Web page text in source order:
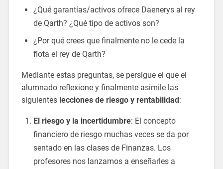
¿Qué garantías/activos ofrece Daenerys al rey
de Qarth? ¿Qué tipo de activos son?
¿Por qué crees que finalmente no le cede la
flota el rey de Qarth?
Mediante estas preguntas, se persigue el que el
alumnado reflexione y finalmente asimile las
siguientes lecciones de riesgo y rentabilidad:
El riesgo y la incertidumbre: El concepto
financiero de riesgo muchas veces se da por
sentado en las clases de Finanzas. Los
profesores nos lanzamos a enseñarles a